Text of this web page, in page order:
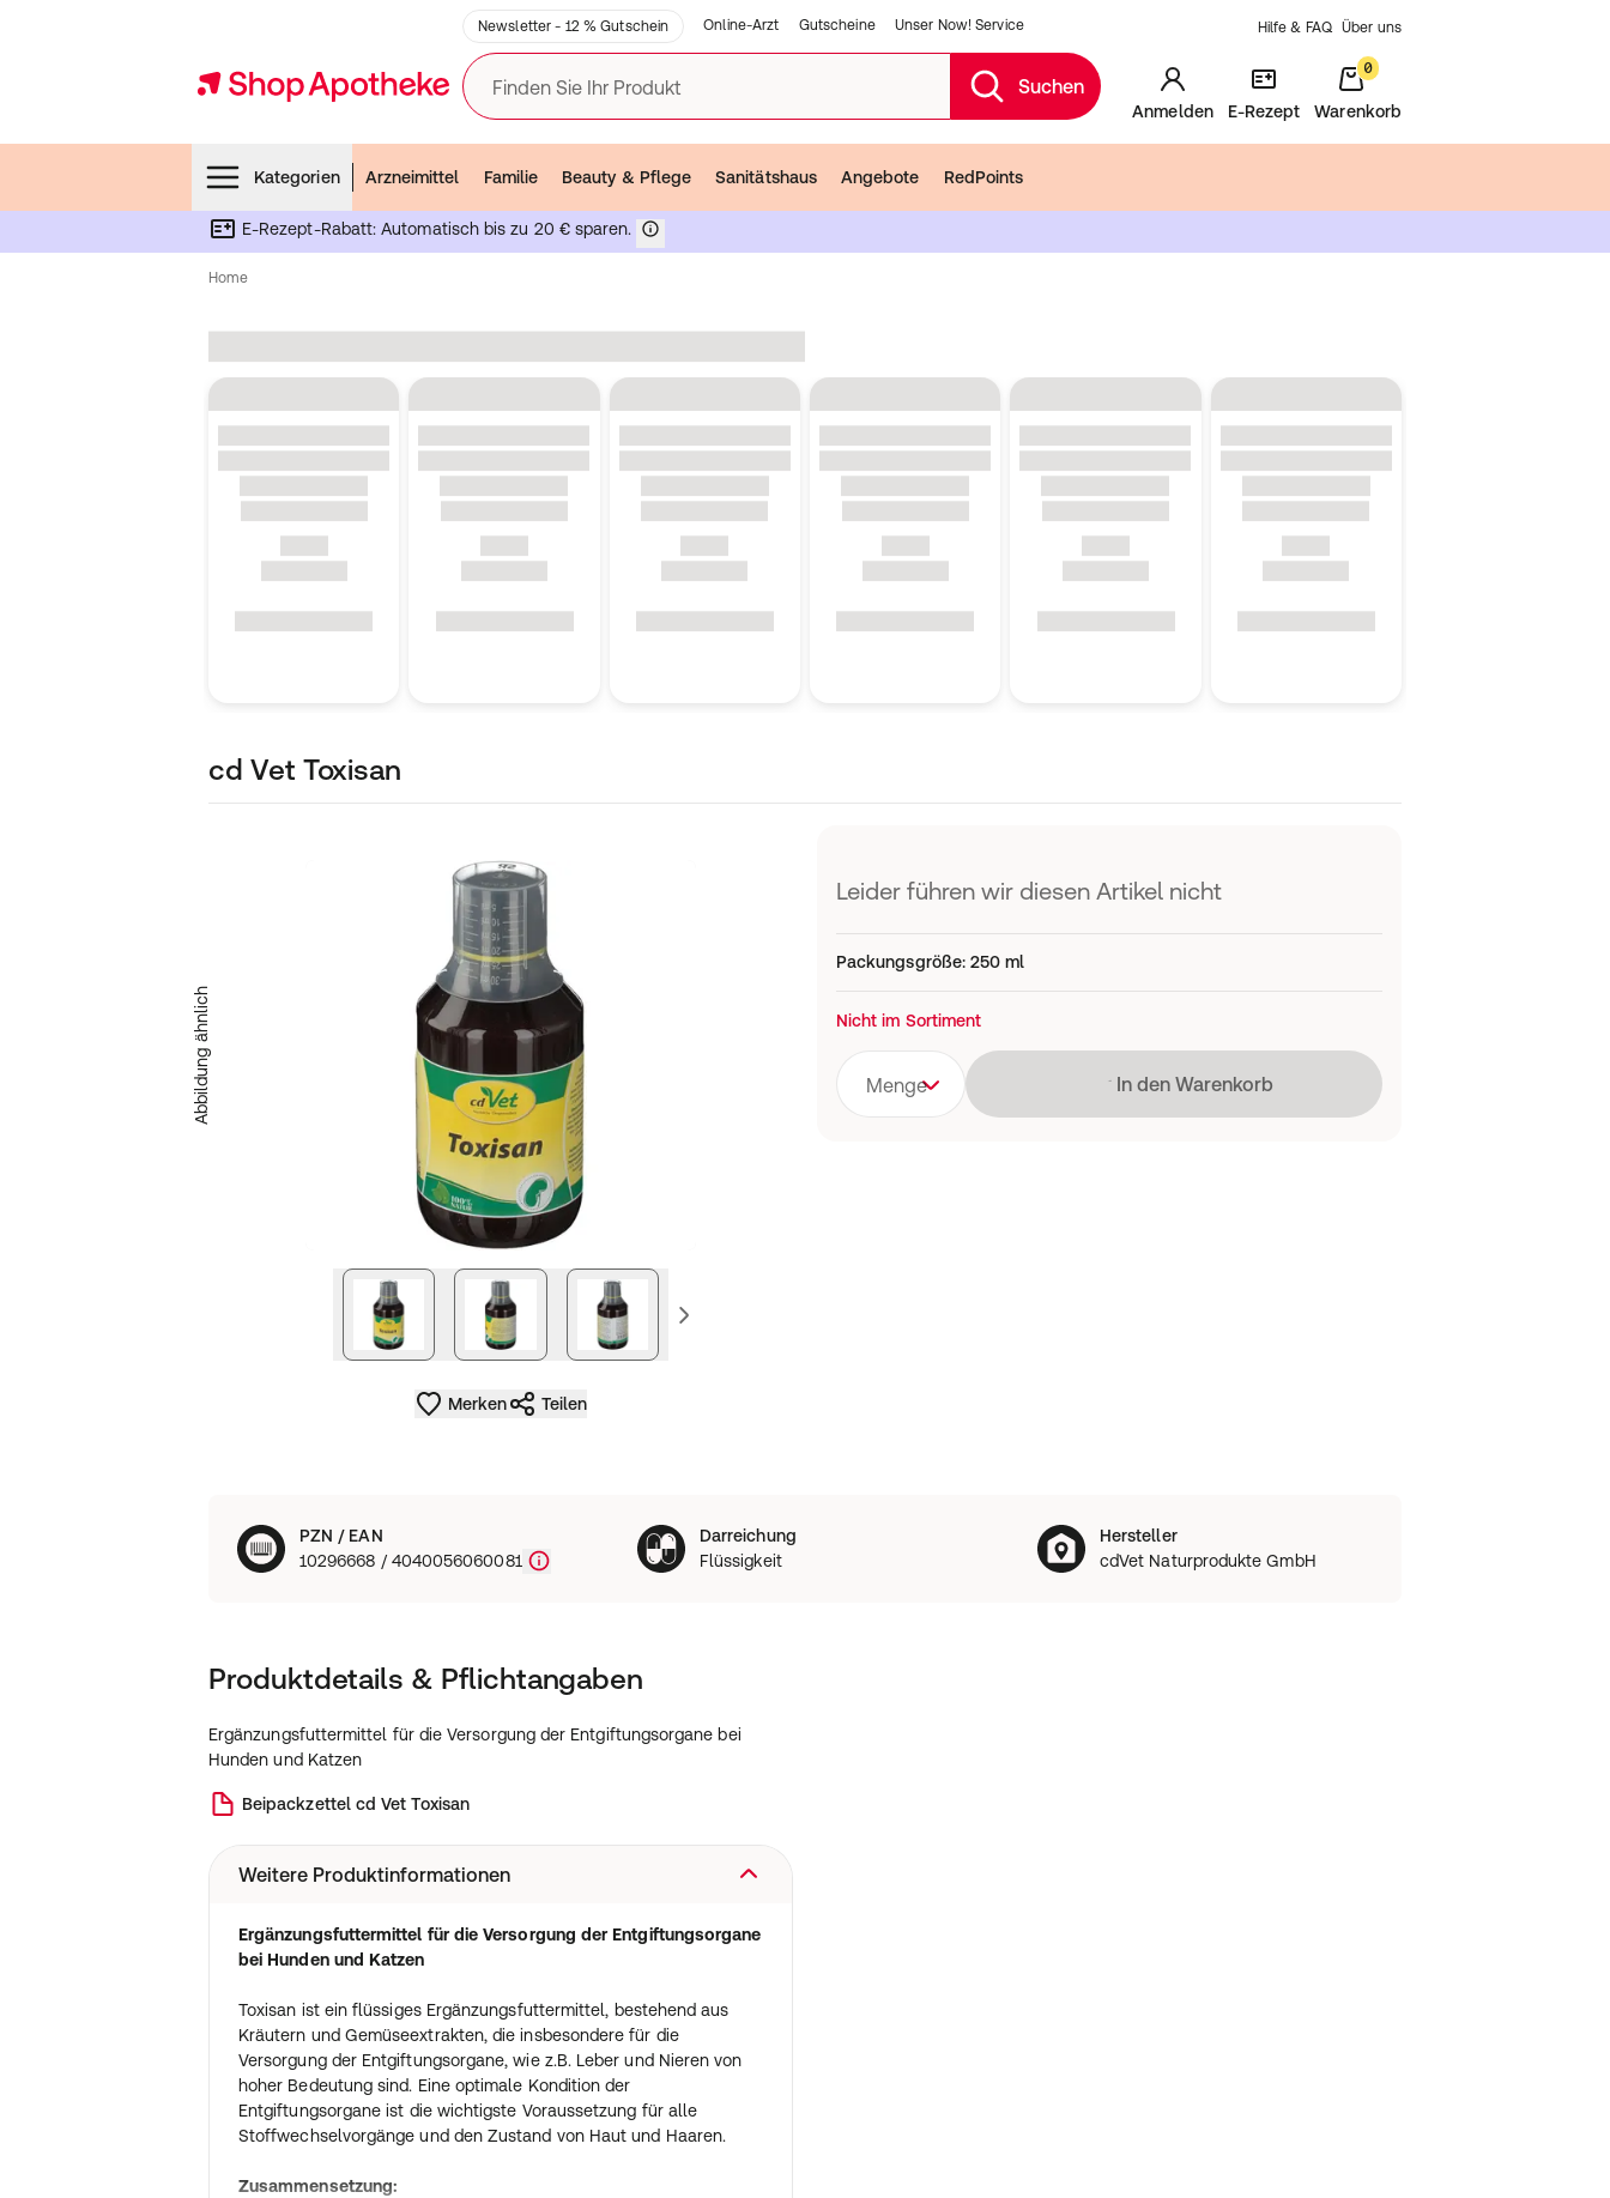
Newsletter - 12 % Gutschein Online-Arzt Gutscheine Unser Now! Service Hilfe & FAQ Über uns
Finden Sie Ihr Produkt Suchen
Anmelden E-Rezept
0
Warenkorb
Kategorien
Arzneimittel Familie Beauty & Pflege Sanitätshaus Angebote RedPoints
E-Rezept-Rabatt: Automatisch bis zu 20 € sparen.
Home
cd Vet Toxisan
Abbildung ähnlich
nächstes Bild vorheriges Bild
Merken Teilen
Leider führen wir diesen Artikel nicht
Packungsgröße:250 ml
Nicht im Sortiment
Menge Lädt
In den Warenkorb
PZN / EAN
10296668 / 4040056060081
Darreichung
Flüssigkeit
Hersteller
cdVet Naturprodukte GmbH
Produktdetails & Pflichtangaben
Ergänzungsfuttermittel für die Versorgung der Entgiftungsorgane bei
Hunden und Katzen
Beipackzettel cd Vet Toxisan
Weitere Produktinformationen
Ergänzungsfuttermittel für die Versorgung der Entgiftungsorgane
bei Hunden und Katzen
Toxisan ist ein flüssiges Ergänzungsfuttermittel, bestehend aus
Kräutern und Gemüseextrakten, die insbesondere für die
Versorgung der Entgiftungsorgane, wie z.B. Leber und Nieren von
hoher Bedeutung sind. Eine optimale Kondition der
Entgiftungsorgane ist die wichtigste Voraussetzung für alle
Stoffwechselvorgänge und den Zustand von Haut und Haaren.
Zusammensetzung: